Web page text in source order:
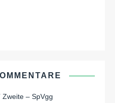
Zweite – SpVgg